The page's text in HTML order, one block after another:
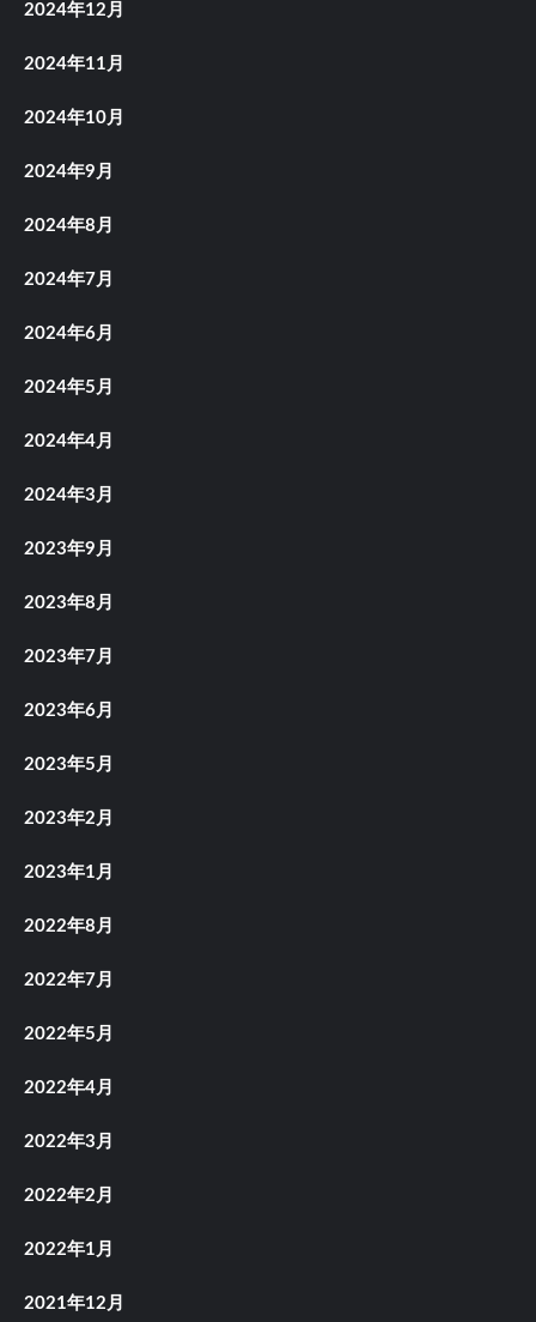
2024年12月
2024年11月
2024年10月
2024年9月
2024年8月
2024年7月
2024年6月
2024年5月
2024年4月
2024年3月
2023年9月
2023年8月
2023年7月
2023年6月
2023年5月
2023年2月
2023年1月
2022年8月
2022年7月
2022年5月
2022年4月
2022年3月
2022年2月
2022年1月
2021年12月